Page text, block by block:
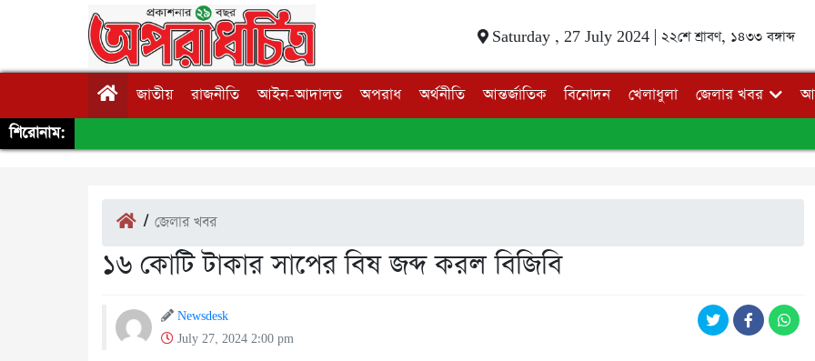
Saturday , 27 July 2024 | ২২শে শ্রাবণ, ১৪৩৩ বঙ্গাব্দ
জাতীয় রাজনীতি আইন-আদালত অপরাধ অর্থনীতি আন্তর্জাতিক বিনোদন খেলাধুলা জেলার খবর
শিরোনাম:
/ জেলার খবর
১৬ কোটি টাকার সাপের বিষ জব্দ করল বিজিবি
Newsdesk
July 27, 2024 2:00 pm